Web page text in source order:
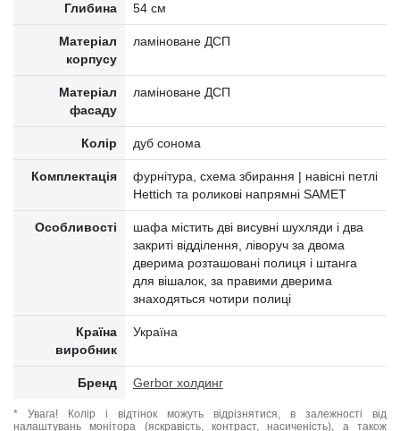
Глибина 54 см
Матеріал
корпусу
ламіноване ДСП
Матеріал
фасаду
ламіноване ДСП
Колір дуб сонома
Комплектація
фурнітура, схема збирання | навісні петлі
Hettich та роликові напрямні SAMET
Особливості
шафа містить дві висувні шухляди і два
закриті відділення, ліворуч за двома
дверима розташовані полиця і штанга
для вішалок, за правими дверима
знаходяться чотири полиці
Країна
виробник
Україна
Бренд Gerbor холдинг
* Увага! Колір і відтінок можуть відрізнятися, в залежності від
налаштувань монітора (яскравість, контраст, насиченість), а також